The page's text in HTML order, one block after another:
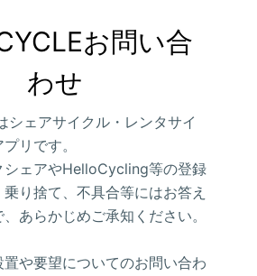
お問い合
わせ
シェアサイクル・レンタサイ
リです。
シェアやHelloCycling等の登録
り捨て、不具合等にはお答え
あらかじめご承知ください。
置や要望についてのお問い合わ